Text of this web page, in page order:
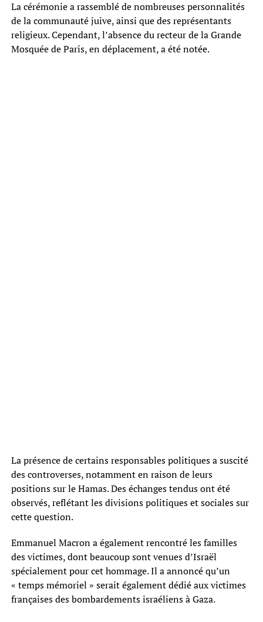
La cérémonie a rassemblé de nombreuses personnalités
de la communauté juive, ainsi que des représentants
religieux. Cependant, l’absence du recteur de la Grande
Mosquée de Paris, en déplacement, a été notée.
La présence de certains responsables politiques a suscité
des controverses, notamment en raison de leurs
positions sur le Hamas. Des échanges tendus ont été
observés, reflétant les divisions politiques et sociales sur
cette question.
Emmanuel Macron a également rencontré les familles
des victimes, dont beaucoup sont venues d’Israël
spécialement pour cet hommage. Il a annoncé qu’un
« temps mémoriel » serait également dédié aux victimes
françaises des bombardements israéliens à Gaza.